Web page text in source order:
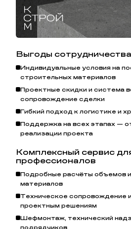
Выгоды сотрудничества
Индивидуальные условия на
строительных материалов
Проектные скидки и система
сопровождение сделки
Гибкий подход к логистике и
Поддержка на всех этапах —
реализации проекта
Комплексный сервис
профессионалов
Подробные расчёты объемов
материалов
Техническое сопровождение
проектным решениям
Шефмонтаж, технический
подрядчиков